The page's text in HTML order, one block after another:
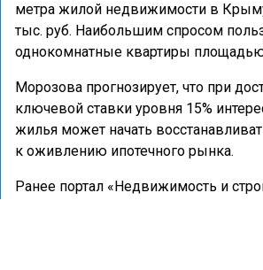
метра жилой недвижимости в
тыс. руб. Наибольшим спросом
однокомнатные квартиры
Морозова прогнозирует, что при
ключевой ставки уровня 15%
жилья может начать
к оживлению ипотечного рынка.
Ранее портал «Недвижимость и